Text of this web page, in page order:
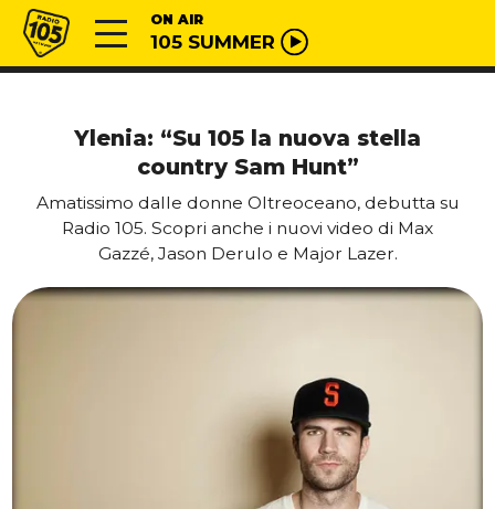
Vai al contenuto
Radio 105 ON AIR
105 SUMMER
Ylenia: “Su 105 la nuova stella
country Sam Hunt”
Amatissimo dalle donne Oltreoceano, debutta su
Radio 105. Scopri anche i nuovi video di Max
Gazzé, Jason Derulo e Major Lazer.